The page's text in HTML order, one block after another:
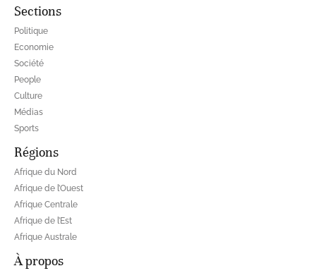
Sections
Politique
Economie
Société
People
Culture
Médias
Sports
Régions
Afrique du Nord
Afrique de l’Ouest
Afrique Centrale
Afrique de l’Est
Afrique Australe
À propos